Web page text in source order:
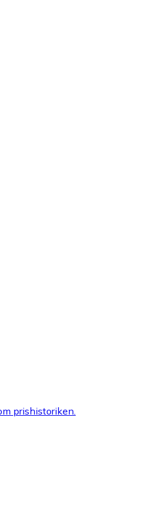
prishistoriken.